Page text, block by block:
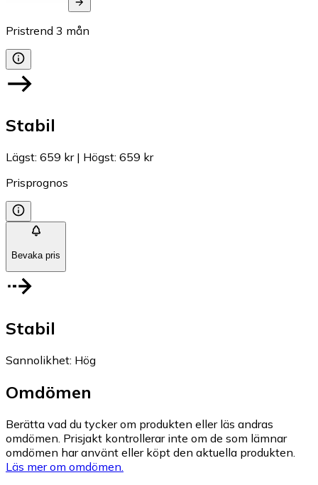
Pristrend 3 mån
Stabil
Lägst: 659 kr| Högst: 659 kr
Prisprognos
Bevaka pris
Stabil
Sannolikhet: Hög
Omdömen
Berätta vad du tycker om produkten eller läs andras
omdömen. Prisjakt kontrollerar inte om de som lämnar
omdömen har använt eller köpt den aktuella produkten.
Läs mer om omdömen.